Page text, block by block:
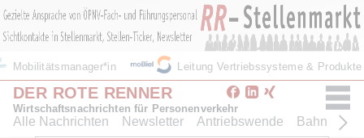
Mobilitätsmanager*in Leitung Vertriebssysteme & Produkte
DER ROTE RENNER
Wirtschaftsnachrichten für Personenverkehr
Alle Nachrichten Newsletter Antriebswende Bahn